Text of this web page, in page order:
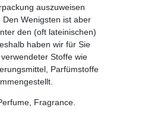
auszuweisen
Den Wenigsten ist aber
den (oft lateinischen)
haben wir für Sie
Stoffe wie
Parfümstoffe
Fragrance.